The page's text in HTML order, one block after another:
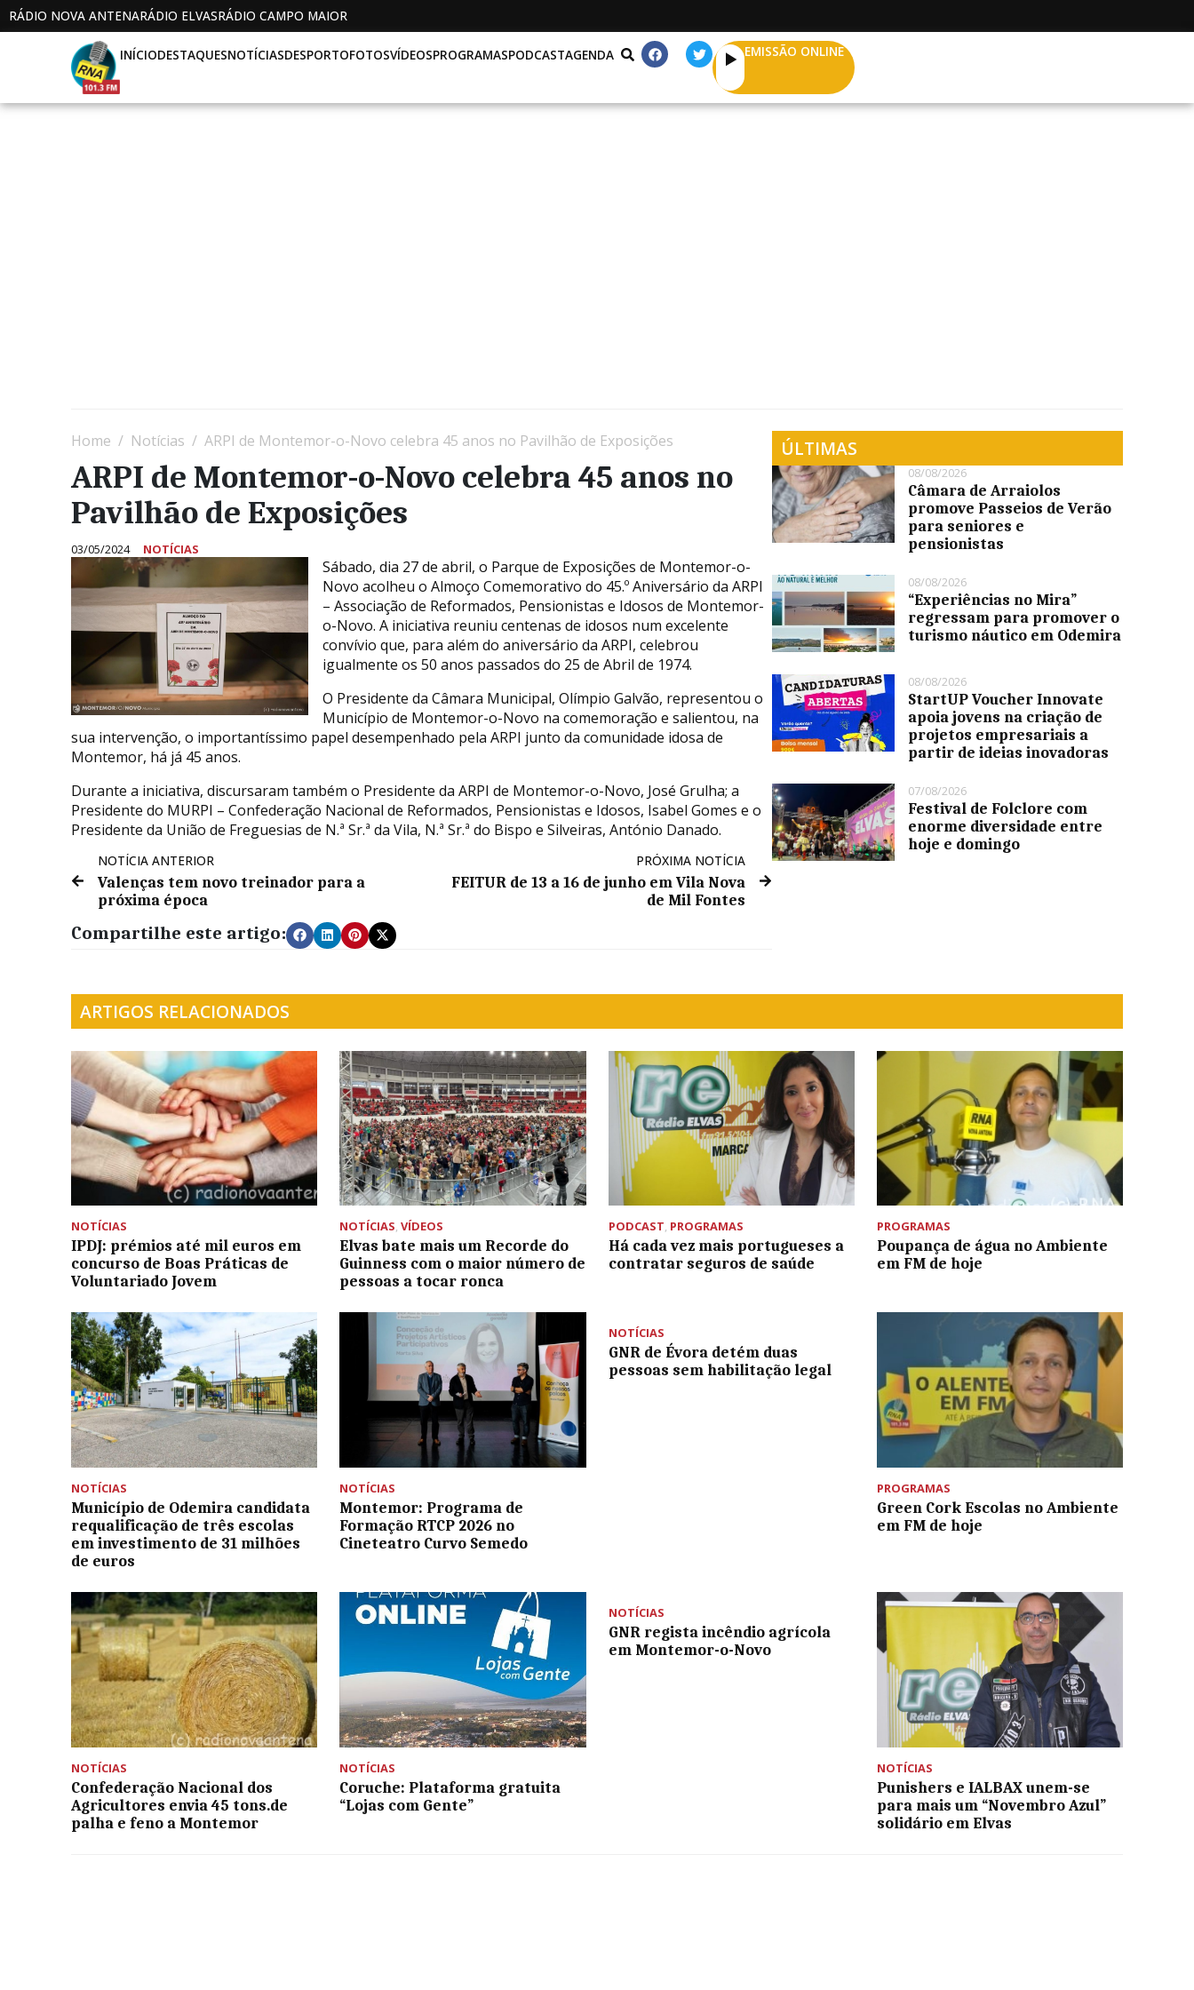
RÁDIO NOVA ANTENARÁDIO ELVASRÁDIO CAMPO MAIOR
INÍCIODESTAQUESNOTÍCIASDESPORTOFOTOSVÍDEOSPROGRAMASPODCASTAGENDA EMISSÃO ONLINE
Home Notícias ARPI de Montemor-o-Novo celebra 45 anos no Pavilhão de Exposições
ARPI de Montemor-o-Novo celebra 45 anos no
Pavilhão de Exposições
03/05/2024 NOTÍCIAS
Sábado, dia 27 de abril, o Parque de Exposições de Montemor-o-
Novo acolheu o Almoço Comemorativo do 45.º Aniversário da ARPI
– Associação de Reformados, Pensionistas e Idosos de Montemor-
o-Novo. A iniciativa reuniu centenas de idosos num excelente
convívio que, para além do aniversário da ARPI, celebrou
igualmente os 50 anos passados do 25 de Abril de 1974.
O Presidente da Câmara Municipal, Olímpio Galvão, representou o
Município de Montemor-o-Novo na comemoração e salientou, na
sua intervenção, o importantíssimo papel desempenhado pela ARPI junto da comunidade idosa de
Montemor, há já 45 anos.
Durante a iniciativa, discursaram também o Presidente da ARPI de Montemor-o-Novo, José Grulha; a
Presidente do MURPI – Confederação Nacional de Reformados, Pensionistas e Idosos, Isabel Gomes e o
Presidente da União de Freguesias de N.ª Sr.ª da Vila, N.ª Sr.ª do Bispo e Silveiras, António Danado.​
NOTÍCIA ANTERIOR
Valenças tem novo treinador para a
próxima época
PRÓXIMA NOTÍCIA
FEITUR de 13 a 16 de junho em Vila Nova
de Mil Fontes
Compartilhe este artigo:
ÚLTIMAS
08/08/2026
Câmara de Arraiolos
promove Passeios de Verão
para seniores e
pensionistas
08/08/2026
“Experiências no Mira”
regressam para promover o
turismo náutico em Odemira
08/08/2026
StartUP Voucher Innovate
apoia jovens na criação de
projetos empresariais a
partir de ideias inovadoras
07/08/2026
Festival de Folclore com
enorme diversidade entre
hoje e domingo
ARTIGOS RELACIONADOS
NOTÍCIAS
IPDJ: prémios até mil euros em
concurso de Boas Práticas de
Voluntariado Jovem
NOTÍCIAS,VÍDEOS
Elvas bate mais um Recorde do
Guinness com o maior número de
pessoas a tocar ronca
PODCAST, PROGRAMAS
Há cada vez mais portugueses a
contratar seguros de saúde
PROGRAMAS
Poupança de água no Ambiente
em FM de hoje
NOTÍCIAS
Município de Odemira candidata
requalificação de três escolas
em investimento de 31 milhões
de euros
NOTÍCIAS
Montemor: Programa de
Formação RTCP 2026 no
Cineteatro Curvo Semedo
NOTÍCIAS
GNR de Évora detém duas
pessoas sem habilitação legal
PROGRAMAS
Green Cork Escolas no Ambiente
em FM de hoje
NOTÍCIAS
Confederação Nacional dos
Agricultores envia 45 tons.de
palha e feno a Montemor
NOTÍCIAS
Coruche: Plataforma gratuita
“Lojas com Gente”
NOTÍCIAS
GNR regista incêndio agrícola
em Montemor-o-Novo
NOTÍCIAS
Punishers e IALBAX unem-se
para mais um “Novembro Azul”
solidário em Elvas